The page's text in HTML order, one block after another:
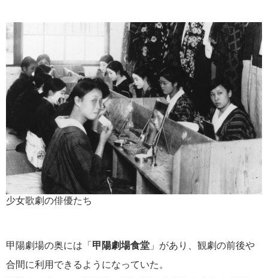
少女歌劇の俳優たち
甲陽劇場の奥には「 甲陽劇場食堂 」があり、観劇の前後や
合間に利用できるようになっていた。